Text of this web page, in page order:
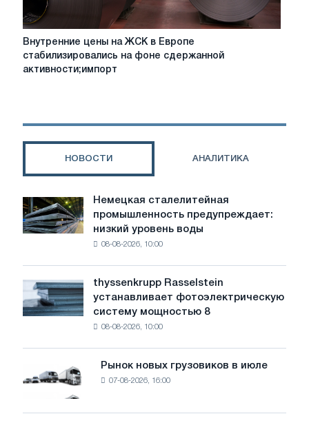
стабилен,
торговая
невелика
Внутренние
цены
на
стабилизировались
демонстрирует
смешанные
тенденции
Внутренние цены на ЖСК в Европе
стабилизировались на фоне сдержанной
активности;импорт
НОВОСТИ АНАЛИТИКА
Немецкая
сталелитейная
промышленность
предупреждает:
воды
угрожает
Немецкая сталелитейная
промышленность предупреждает:
низкий уровень воды
08-08-2026, 10:00
thyssenkrupp
Rasselstein
устанавливает
фотоэлектрическую
thyssenkrupp Rasselstein
устанавливает фотоэлектрическую
систему мощностью 8
08-08-2026, 10:00
Рынок
новых
грузовиков
в
Рынок новых грузовиков в июле
07-08-2026, 16:00